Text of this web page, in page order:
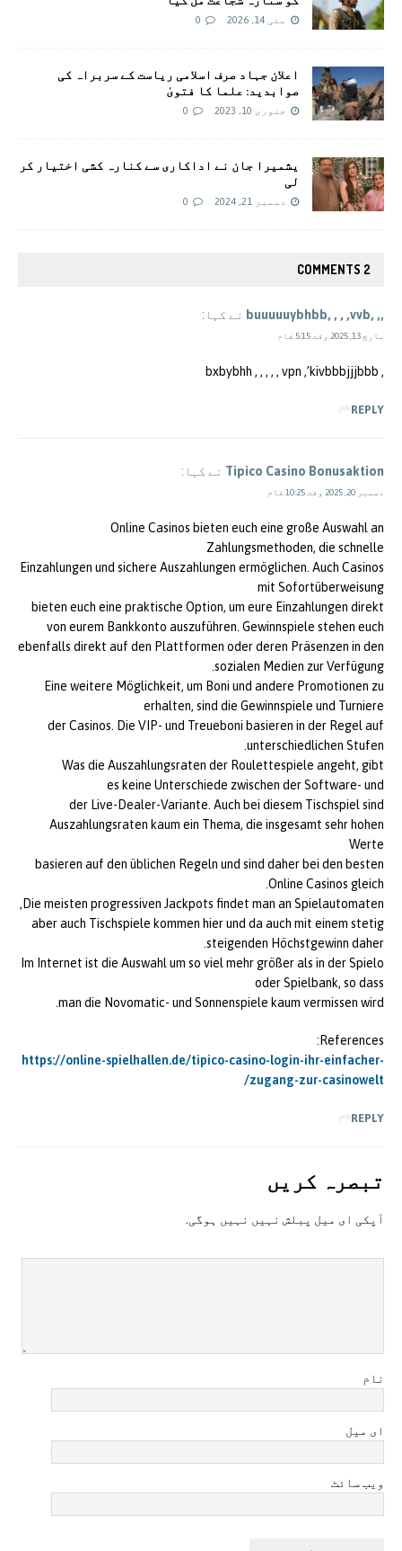
مئی 14, 2026 0
اعلان جہاد صرف اسلامی ریاست کے سربراہ کی
صوابدید: علما کا فتویٰ
جنوری 10, 2023 0
یشمیرا جان نے اداکاری سے کنارہ کشی اختیار کر
لی
دسمبر 21, 2024 0
2 COMMENTS
,, ,buuuuuybhbb, , , ,vvb نے کہا:
مارچ 13, 2025 وقت 5:15 شام
, bxbybhh , , , , , vpn ,’kivbbbjjjbbb
REPLY
Tipico Casino Bonusaktion نے کہا:
دسمبر 20, 2025 وقت 10:25 شام
Online Casinos bieten euch eine große Auswahl an
Zahlungsmethoden, die schnelle
Einzahlungen und sichere Auszahlungen ermöglichen. Auch Casinos
mit Sofortüberweisung
bieten euch eine praktische Option, um eure Einzahlungen direkt
von eurem Bankkonto auszuführen. Gewinnspiele stehen euch
ebenfalls direkt auf den Plattformen oder deren Präsenzen in den
sozialen Medien zur Verfügung.
Eine weitere Möglichkeit, um Boni und andere Promotionen zu
erhalten, sind die Gewinnspiele und Turniere
der Casinos. Die VIP- und Treueboni basieren in der Regel auf
unterschiedlichen Stufen.
Was die Auszahlungsraten der Roulettespiele angeht, gibt
es keine Unterschiede zwischen der Software- und
der Live-Dealer-Variante. Auch bei diesem Tischspiel sind
Auszahlungsraten kaum ein Thema, die insgesamt sehr hohen
Werte
basieren auf den üblichen Regeln und sind daher bei den besten
Online Casinos gleich.
Die meisten progressiven Jackpots findet man an Spielautomaten,
aber auch Tischspiele kommen hier und da auch mit einem stetig
steigenden Höchstgewinn daher.
Im Internet ist die Auswahl um so viel mehr größer als in der Spielo
oder Spielbank, so dass
man die Novomatic- und Sonnenspiele kaum vermissen wird.
References:
https://online-spielhallen.de/tipico-casino-login-ihr-einfacher-
zugang-zur-casinowelt/
REPLY
تبصرہ کريں
آپکی ای ميل پبلش نہيں نہيں ہوگی.
نام
ای میل
ویب سائٹ